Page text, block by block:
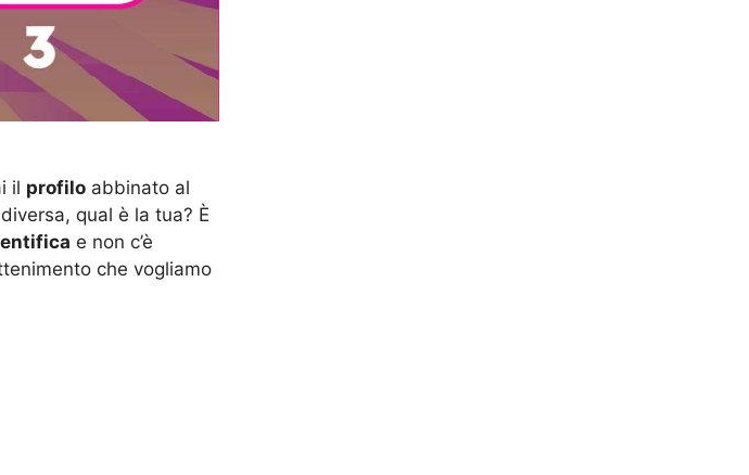
il profilo abbinato al
diversa, qual è la tua? È
e non c’è
che vogliamo